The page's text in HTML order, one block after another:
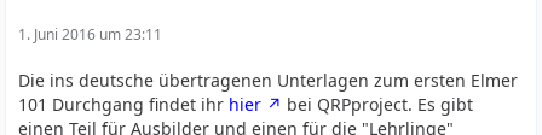
1. Juni 2016 um 23:11
Die ins deutsche übertragenen Unterlagen zum ersten Elmer
101 Durchgang findet ihr hier
bei QRPproject. Es gibt
einen Teil für Ausbilder und einen für die "Lehrlinge"